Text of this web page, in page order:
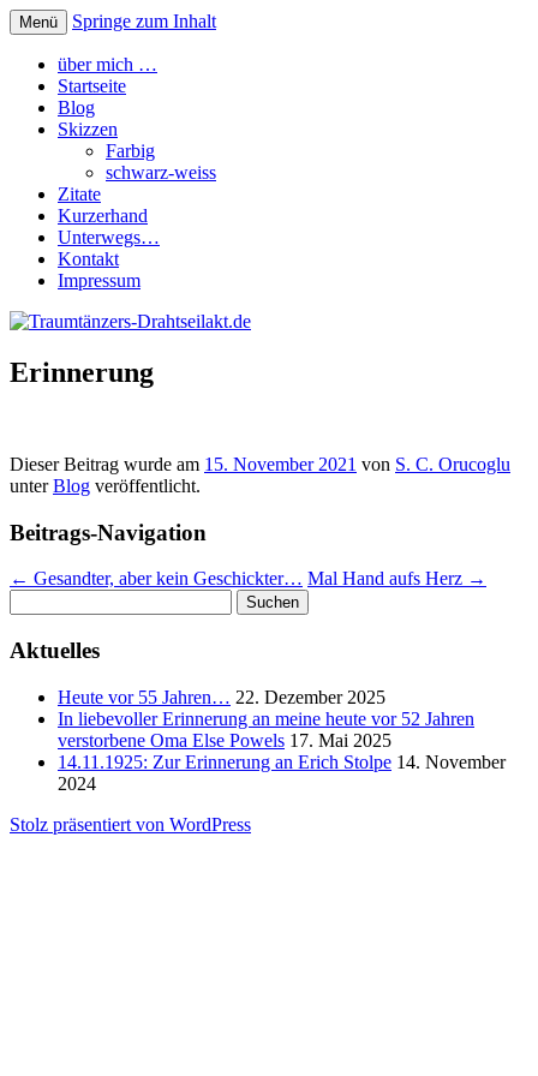
Traumtänzers-Drahtseilakt.de
Menü Springe zum Inhalt
über mich …
Startseite
Blog
Skizzen
Farbig
schwarz-weiss
Zitate
Kurzerhand
Unterwegs…
Kontakt
Impressum
Erinnerung
Dieser Beitrag wurde am 15. November 2021 von S. C. Orucoglu
unterBlog veröffentlicht.
Beitrags-Navigation
← Gesandter, aber kein Geschickter… Mal Hand aufs Herz →
nach:
Aktuelles
Heute vor 55 Jahren… 22. Dezember 2025
In liebevoller Erinnerung an meine heute vor 52 Jahren
verstorbene Oma Else Powels 17. Mai 2025
14.11.1925: Zur Erinnerung an Erich Stolpe 14. November
2024
Stolz präsentiert von WordPress